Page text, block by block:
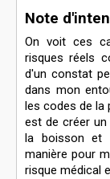
Note
On voit ces
risques réels
d'un constat
dans mon
les codes de la
est de créer
la boisson et
manière pour
risque médical